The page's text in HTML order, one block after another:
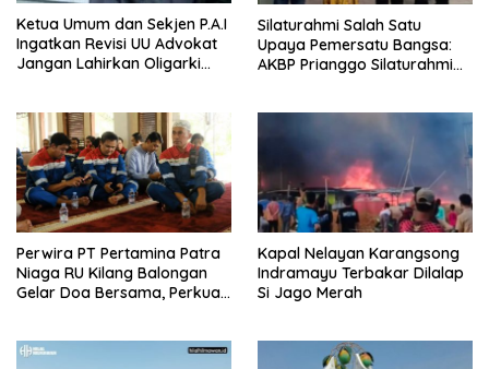
Ketua Umum dan Sekjen P.A.I
Ingatkan Revisi UU Advokat
Jangan Lahirkan Oligarki
Silaturahmi Salah Satu
Upaya Pemersatu Bangsa:
AKBP Prianggo Silaturahmi
Perwira PT Pertamina Patra
Niaga RU Kilang Balongan
Gelar Doa Bersama, Perkuat
Kapal Nelayan Karangsong
Indramayu Terbakar Dilalap
Si Jago Merah